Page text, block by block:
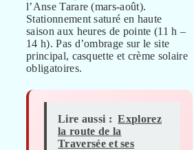
l’Anse Tarare (mars-août).
Stationnement saturé en haute
saison aux heures de pointe (11 h –
14 h). Pas d’ombrage sur le site
principal, casquette et crème solaire
obligatoires.
Lire aussi : Explorez
la route de la
Traversée et ses